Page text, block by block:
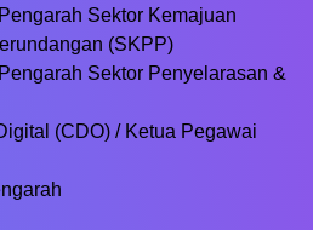
Sektor Kemajuan
(SKPP)
Sektor Penyelarasan &
(CDO) / Ketua Pegawai